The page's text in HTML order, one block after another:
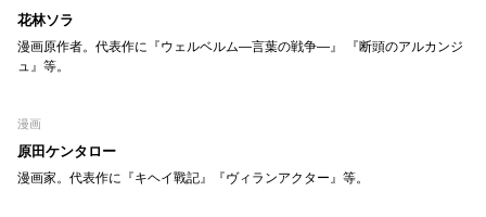
花林ソラ
漫画原作者。代表作に『ウェルベルム―言葉の戦争―』 『断頭のアルカンジ
ュ』等。
漫画
原田ケンタロー
漫画家。代表作に『キヘイ戰記』『ヴィランアクター』等。